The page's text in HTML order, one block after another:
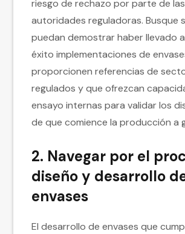
riesgo de rechazo por parte de las
autoridades reguladoras. Busque
puedan demostrar haber llevado
éxito implementaciones de
proporcionen referencias de
regulados y que ofrezcan
ensayo internas para validar los
de que comience la producción a
2. Navegar por el
diseño y desarrollo
envases
El desarrollo de envases que